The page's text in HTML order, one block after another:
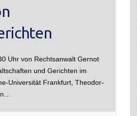
Uhr von Rechtsanwalt Gernot
und Gerichten im
Universität Frankfurt, Theodor-